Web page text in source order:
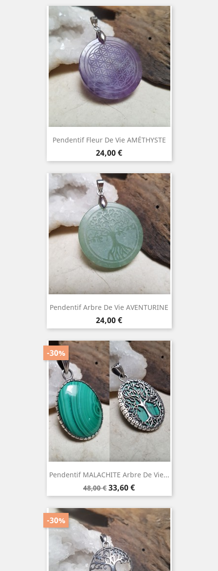
Pendentif Fleur De Vie AMÉTHYSTE
Prix
24,00 €
Pendentif Arbre De Vie AVENTURINE
Prix
24,00 €
Pendentif MALACHITE Arbre De Vie...
Prix
de
base
48,00 €
-30%
Prix
33,60 €
-30%